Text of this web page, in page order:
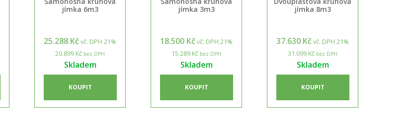
jímka 6m3
25.288 Kčvč. DPH 21%
20.899 Kč bez DPH
Skladem
KOUPIT
jímka 3m3
18.500 Kčvč. DPH 21%
15.289 Kč bez DPH
Skladem
KOUPIT
jímka 8m3
37.630 Kčvč. DPH 21%
31.099 Kč bez DPH
Skladem
KOUPIT